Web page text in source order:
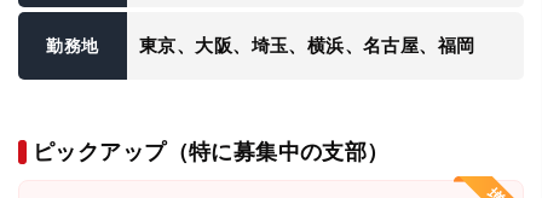
勤務地 東京、大阪、埼玉、横浜、名古屋、福岡
ピックアップ（特に募集中の支部）